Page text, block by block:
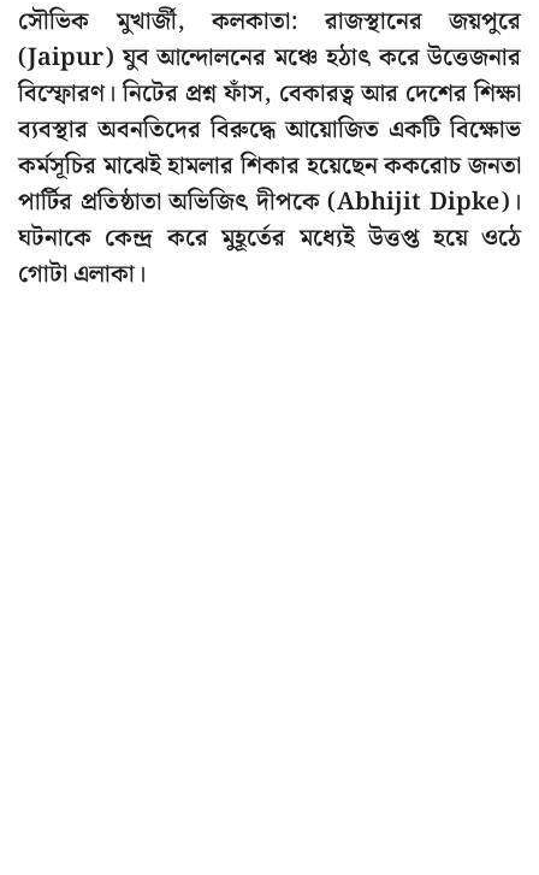
সৌভিক মুখার্জী, কলকাতা: রাজস্থানের জয়পুরে
(Jaipur) যুব আন্দোলনের মঞ্চে হঠাৎ করে উত্তেজনার
বিস্ফোরণ। নিটের প্রশ্ন ফাঁস, বেকারত্ব আর দেশের শিক্ষা
ব্যবস্থার অবনতিদের বিরুদ্ধে আয়োজিত একটি বিক্ষোভ
কর্মসূচির মাঝেই হামলার শিকার হয়েছেন ককরোচ জনতা
পার্টির প্রতিষ্ঠাতা অভিজিৎ দীপকে (Abhijit Dipke)।
ঘটনাকে কেন্দ্র করে মুহূর্তের মধ্যেই উত্তপ্ত হয়ে ওঠে
গোটা এলাকা।